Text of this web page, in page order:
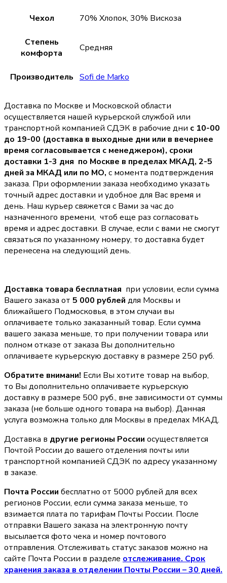
Чехол 70% Хлопок, 30% Вискоза
Степень
комфорта
Средняя
Производитель Sofi de Marko
Доставка по Москве и Московской области
осуществляется нашей курьерской службой или
транспортной компанией СДЭК в рабочие дни с 10-00
до 19-00 (доставка в выходные дни или в вечернее
время согласовывается с менеджером), сроки
доставки 1-3 дня по Москве в пределах МКАД, 2-5
дней за МКАД или по МО, с момента подтверждения
заказа. При оформлении заказа необходимо указать
точный адрес доставки и удобное для Вас время и
день. Наш курьер свяжется с Вами за час до
назначенного времени, чтоб еще раз согласовать
время и адрес доставки. В случае, если с вами не смогут
связаться по указанному номеру, то доставка будет
перенесена на следующий день.
Доставка товара бесплатная при условии, если сумма
Вашего заказа от 5 000 рублей для Москвы и
ближайшего Подмосковья, в этом случаи вы
оплачиваете только заказанный товар. Если сумма
вашего заказа меньше, то при получении товара или
полном отказе от заказа Вы дополнительно
оплачиваете курьерскую доставку в размере 250 руб.
Обратите внимани! Если Вы хотите товар на выбор,
то Вы дополнительно оплачиваете курьерскую
доставку в размере 500 руб., вне зависимости от суммы
заказа (не больше одного товара на выбор). Данная
услуга возможна только для Москвы в пределах МКАД.
Доставка в другие регионы России осуществляется
Почтой России до вашего отделения почты или
транспортной компанией СДЭК по адресу указанному
в заказе.
Почта России бесплатно от 5000 рублей для всех
регионов России, если сумма заказа меньше, то
взимается плата по тарифам Почты России. После
отправки Вашего заказа на электронную почту
высылается фото чека и номер почтового
отправления. Отслеживать статус заказов можно на
сайте Почта России в разделе oтслеживание. Срок
хранения заказа в отделении Почты России – 30 дней.